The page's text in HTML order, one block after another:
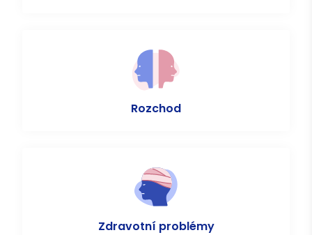
Rozchod
Zdravotní problémy